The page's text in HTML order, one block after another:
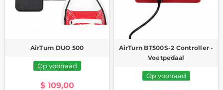
AirTurn DUO 500
Op voorraad
$ 109,00
AirTurn BT500S-2 Controller -
Voetpedaal
Op voorraad